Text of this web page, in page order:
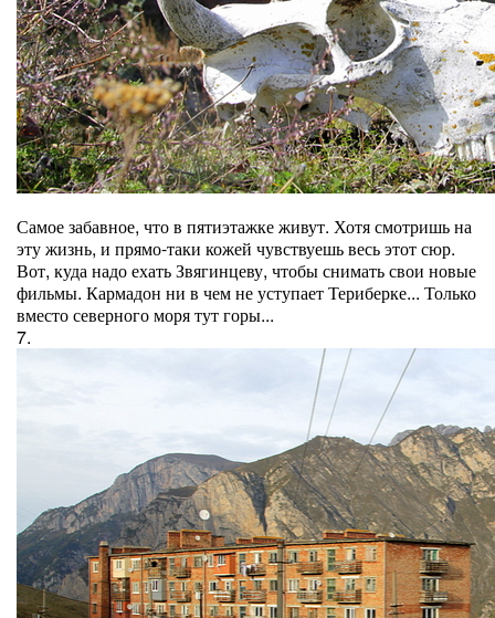
Самое забавное, что в пятиэтажке живут. Хотя смотришь на
эту жизнь, и прямо-таки кожей чувствуешь весь этот сюр.
Вот, куда надо ехать Звягинцеву, чтобы снимать свои новые
фильмы. Кармадон ни в чем не уступает Териберке... Только
вместо северного моря тут горы...
7.